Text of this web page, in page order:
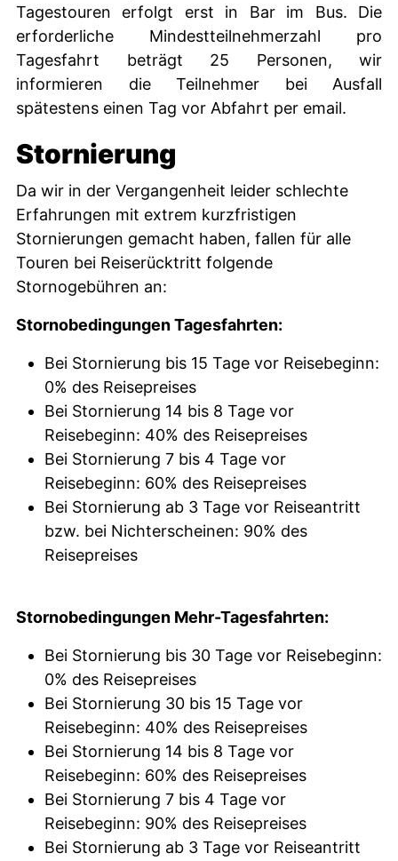
Tagestouren erfolgt erst in Bar im Bus. Die
erforderliche Mindestteilnehmerzahl pro
Tagesfahrt beträgt 25 Personen, wir
informieren die Teilnehmer bei Ausfall
spätestens einen Tag vor Abfahrt per email.
Stornierung
Da wir in der Vergangenheit leider schlechte
Erfahrungen mit extrem kurzfristigen
Stornierungen gemacht haben, fallen für alle
Touren bei Reiserücktritt folgende
Stornogebühren an:
Stornobedingungen Tagesfahrten:
Bei Stornierung bis 15 Tage vor Reisebeginn:
0% des Reisepreises
Bei Stornierung 14 bis 8 Tage vor
Reisebeginn: 40% des Reisepreises
Bei Stornierung 7 bis 4 Tage vor
Reisebeginn: 60% des Reisepreises
Bei Stornierung ab 3 Tage vor Reiseantritt
bzw. bei Nichterscheinen: 90% des
Reisepreises
Stornobedingungen Mehr-Tagesfahrten:
Bei Stornierung bis 30 Tage vor Reisebeginn:
0% des Reisepreises
Bei Stornierung 30 bis 15 Tage vor
Reisebeginn: 40% des Reisepreises
Bei Stornierung 14 bis 8 Tage vor
Reisebeginn: 60% des Reisepreises
Bei Stornierung 7 bis 4 Tage vor
Reisebeginn: 90% des Reisepreises
Bei Stornierung ab 3 Tage vor Reiseantritt